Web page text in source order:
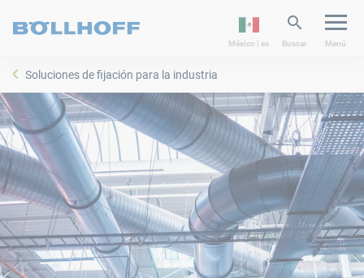
México | es Buscar Menú
Soluciones de fijación para la industria